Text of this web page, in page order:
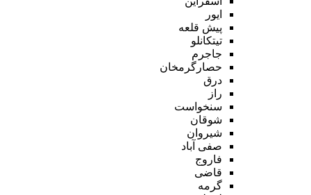
ایور
پیش قلعه
تیتکانلو
جاجرم
حصارگرمخان
درق
راز
سنخواست
شوقان
شیروان
صفی آباد
فاروج
قاضی
گرمه